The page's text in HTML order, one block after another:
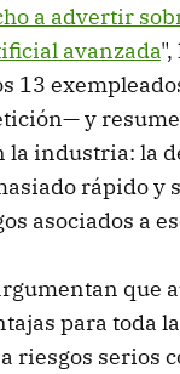
a advertir
avanzada
13
y
la industria: la
rápido y
asociados a
que
para toda
riesgos serios